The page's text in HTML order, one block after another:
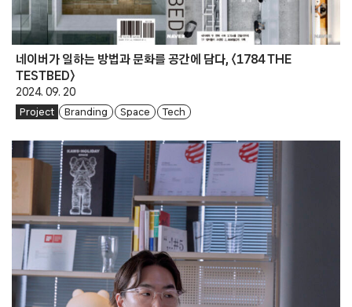
네이버가 일하는 방법과 문화를 공간에 담다, 〈1784 THE
TESTBED〉
2024. 09. 20
Project Branding Space Tech